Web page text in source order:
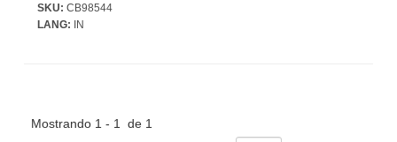
SKU: CB98544
LANG: IN
Mostrando 1 - 1 de 1